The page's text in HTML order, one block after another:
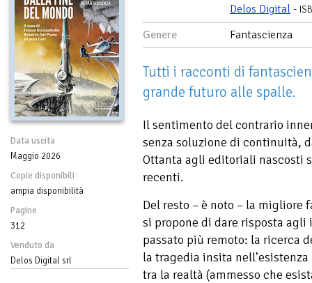
Data uscita
Maggio 2026
Copie disponibili
ampia disponibilità
Pagine
312
Venduto da
Delos Digital srl
Delos Digital -
Genere Fantascienza
Tutti i racconti di
grande futuro alle spalle.
Il sentimento del contrario
senza soluzione di continuità,
Ottanta agli editoriali nascosti
recenti.
Del resto – è noto – la migliore
si propone di dare risposta
passato più remoto: la ricerca
la tragedia insita
tra la realtà (ammesso che